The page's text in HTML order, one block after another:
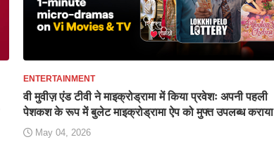
ENTERTAINMENT
वी मुवीज़ एंड टीवी ने माइक्रोड्रामा में किया प्रवेशः अपनी पहली
पेशकश के रूप में बुलेट माइक्रोड्रामा ऐप को मुफ्त उपलब्ध कराया
May 04, 2026